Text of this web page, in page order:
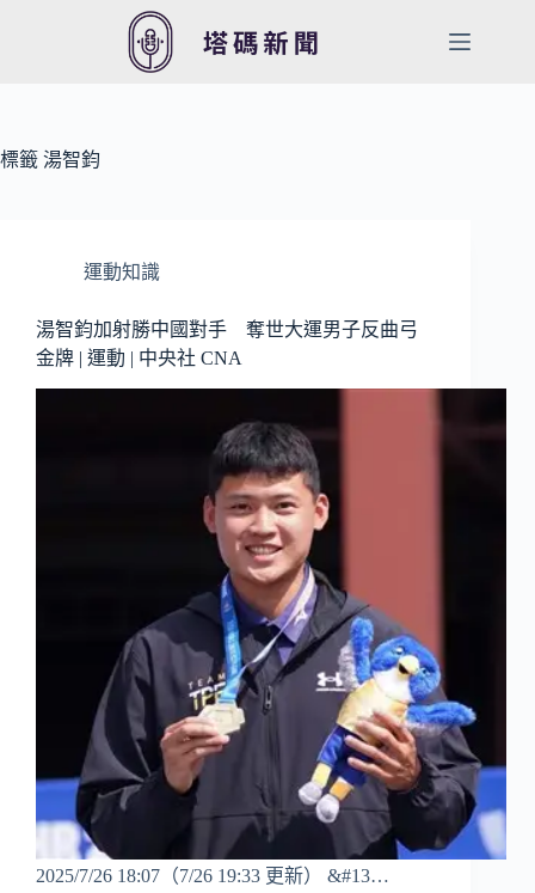
容
標籤 湯智鈞
運動知識
湯智鈞加射勝中國對手 奪世大運男子反曲弓
金牌 | 運動 | 中央社 CNA
2025/7/26 18:07（7/26 19:33 更新） &#13…